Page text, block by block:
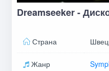
Dreamseeker -
Страна
Жанр